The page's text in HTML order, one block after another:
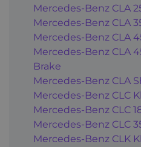
Mercedes-Benz CLA
Mercedes-Benz CLA
Mercedes-Benz CLA
Mercedes-Benz CLA
Brake
Mercedes-Benz CLA
Mercedes-Benz CLC
Mercedes-Benz CLC
Mercedes-Benz CLC
Mercedes-Benz CLK